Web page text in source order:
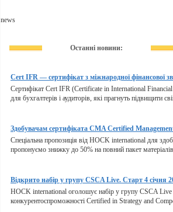
news
Останні новини:
Cert IFR — сертифікат з міжнародної фінансової
Сертифікат Cert IFR (Certificate in International
для бухгалтерів і аудиторів, які прагнуть підвищити
Здобувачам сертифіката CMA Certified
Спеціальна пропозиція від HOCK international для
пропонуємо знижку до 50% на повний пакет
Відкрито набір у групу CSCA Live. Старт 4 січня
HOCK international оголошує набір у групу CSCA Live
конкурентоспроможності Certified in Strategy and